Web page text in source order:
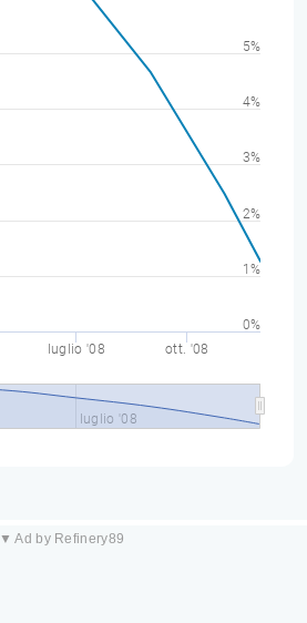
luglio '08 ott. '08
luglio '08
0%
1%
2%
3%
4%
5%
▼ Ad by Refinery89